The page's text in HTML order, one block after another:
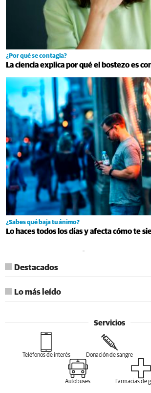
¿Por qué se contagia?
La ciencia explica por qué el bostezo es
¿Sabes qué baja tu ánimo?
Lo haces todos los días y afecta cómo te
Destacados
Lo más leído
Servicios
Teléfonos de interés Donación de sangre
Autobuses Farmacias de